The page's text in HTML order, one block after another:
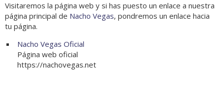
Visitaremos la página web y si has puesto un enlace a nuestra
página principal de Nacho Vegas, pondremos un enlace hacia
tu página.
Nacho Vegas Oficial
Página web oficial
https://nachovegas.net